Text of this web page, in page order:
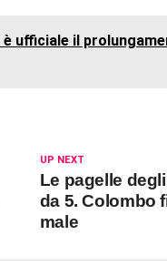
è ufficiale il
UP NEXT
Le pagelle
da 5. Colombo
male